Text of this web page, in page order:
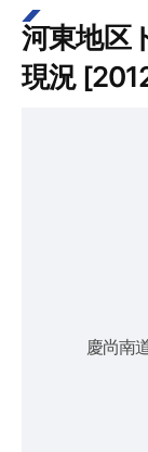
河東地区
現況
慶尚南